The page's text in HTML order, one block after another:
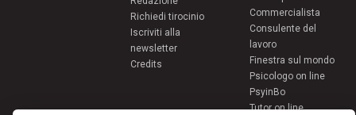
Richiedi tirocinio
Iscriviti alla
newsletter
Credits
Commercialista
Consulente del
lavoro
Finestra sul mondo
Psicologo on line
PsyinBo
Tutor on line